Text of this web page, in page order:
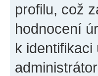
profilu, což
hodnocení
k